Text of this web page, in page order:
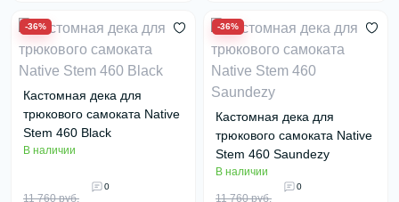
-36%
Кастомная дека для
трюкового самоката Native
Stem 460 Black
В наличии
0
11 760 руб.
-36%
Кастомная дека для
трюкового самоката Native
Stem 460 Saundezy
В наличии
0
11 760 руб.